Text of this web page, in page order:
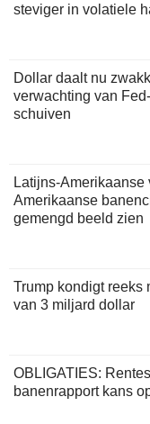
steviger in volatiele
Dollar daalt nu
verwachting van
schuiven
Latijns-
Amerikaanse
gemengd beeld zien
Trump kondigt reeks
van 3 miljard dollar
OBLIGATIES:
banenrapport kans